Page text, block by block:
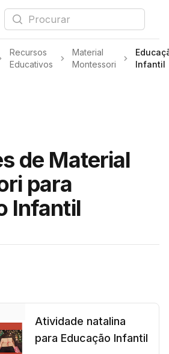
Procurar
Recursos
Educativos
Material
Montessori
Infantil
de Material
para
Infantil
Atividade natalina
para Educação Infantil